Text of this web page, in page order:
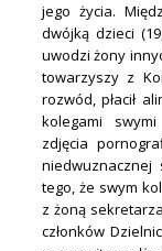
jego życia.
dwójką dzieci
uwodzi żony
towarzyszy z
rozwód, płacił
kolegami
zdjęcia
niedwuznacznej
tego, że swym
z żoną
członków